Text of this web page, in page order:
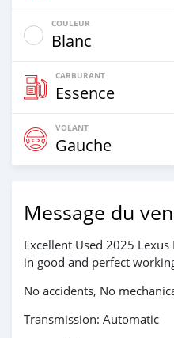
COULEUR
Blanc
CARBURANT
Essence
VOLANT
Gauche
Message du
Excellent Used 2025
in good and perfect
No accidents, No
Transmission: Automatic